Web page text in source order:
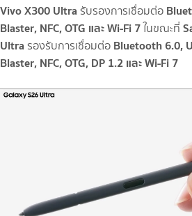
Vivo X300 Ultra รับรองการเชื่อมต่อ
Blaster, NFC, OTG และ Wi-Fi 7ในขณะที่
Ultra รองรับการเชื่อมต่อ Bluetooth 6.0,
Blaster, NFC, OTG, DP 1.2 และ Wi-Fi 7